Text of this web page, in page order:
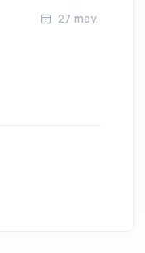
27 may. 2025